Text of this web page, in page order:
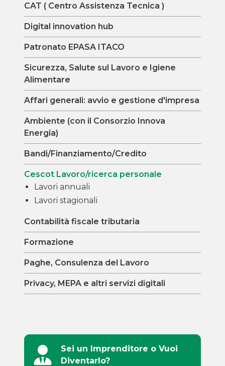
CAT ( Centro Assistenza Tecnica )
Digital innovation hub
Patronato EPASA ITACO
Sicurezza, Salute sul Lavoro e Igiene
Alimentare
Affari generali: avvio e gestione d'impresa
Ambiente (con il Consorzio Innova
Energia)
Bandi/Finanziamento/Credito
Cescot Lavoro/ricerca personale
Lavori annuali
Lavori stagionali
Contabilità fiscale tributaria
Formazione
Paghe, Consulenza del Lavoro
Privacy, MEPA e altri servizi digitali
Sei un Imprenditore o Vuoi
Diventarlo?